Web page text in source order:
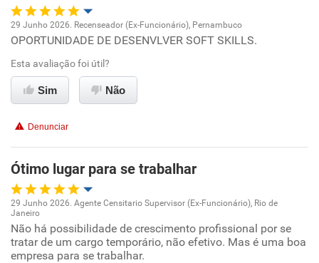
Oportunidade de promoção
Ambiente de trabalho
Benefícios
Recomenda esta empresa
Recomenda a diretoria
29 Junho 2026. Recenseador (Ex-Funcionário), Pernambuco
OPORTUNIDADE DE DESENVLVER SOFT SKILLS.
Esta avaliação foi útil?
Sim Não
Denunciar
Ótimo lugar para se trabalhar
Oportunidade de promoção
Ambiente de trabalho
29 Junho 2026. Agente Censitario Supervisor (Ex-Funcionário), Rio de
Janeiro
Não há possibilidade de crescimento profissional por se
tratar de um cargo temporário, não efetivo. Mas é uma boa
empresa para se trabalhar.